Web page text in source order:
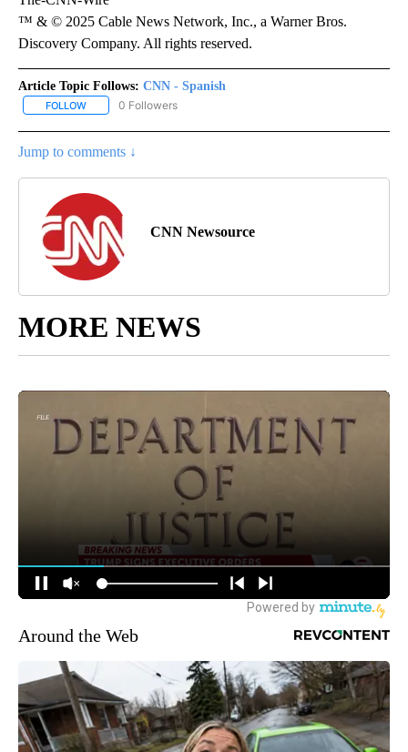
™ & © 2025 Cable News Network, Inc., a Warner Bros.
Discovery Company. All rights reserved.
Article Topic Follows: CNN - Spanish
FOLLOW FOLLOW "CNN - SPANISH" TO RECEIVE NOTIFICATIONS ABOUT
0 Followers
Jump to comments ↓
CNN Newsource
MORE NEWS
Around the Web